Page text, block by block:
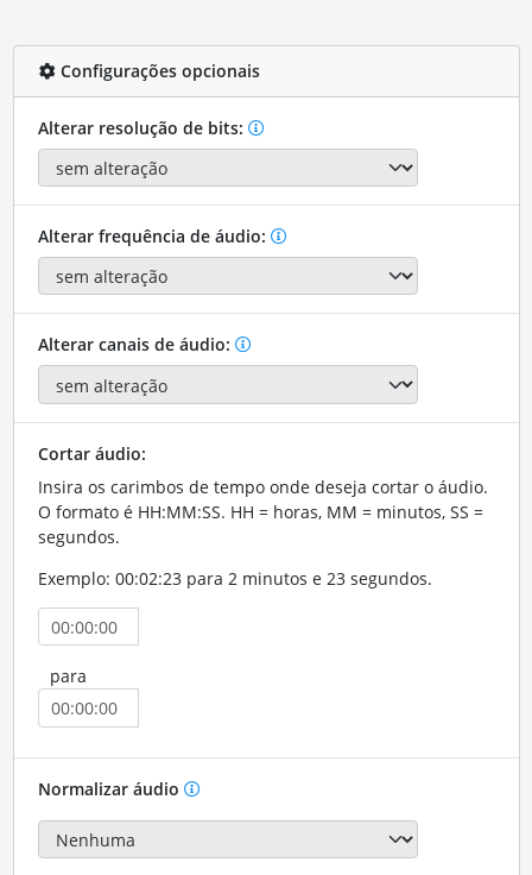
Configurações opcionais
Alterar resolução de bits:
Alterar frequência de áudio:
Alterar canais de áudio:
Cortar áudio:
Insira os carimbos de tempo onde deseja cortar o áudio.
O formato é HH:MM:SS. HH = horas, MM = minutos, SS =
segundos.
Exemplo: 00:02:23 para 2 minutos e 23 segundos.
para
Normalizar áudio